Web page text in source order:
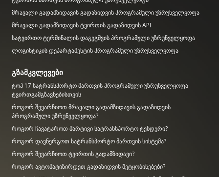
მრავალი გადამზიდავის გადაზიდვის პროგრამული უზრუნველყოფა
მრავალი გადამზიდავის ტვირთის გადაზიდვის API
სატვირთო ტერმინალის დაგეგმვის პროგრამული უზრუნველყოფა
ლოგისტიკის დეპარტამენტის პროგრამული უზრუნველყოფა
გზამკვლევები
ტოპ 17 სატრანსპორტო მართვის პროგრამული უზრუნველყოფა
ტვირთგამგზავნებისთვის
როგორ შევარჩიოთ მრავალი გადამზიდავის გადაზიდვის
პროგრამული უზრუნველყოფა?
როგორ ჩავატაროთ მარტივი სატრანსპორტო ტენდერი?
როგორ დავნერგოთ სატრანსპორტო მართვის სისტემა?
როგორ შევარჩიოთ ტვირთის გადამზიდავი?
როგორ ავტომატიზირდეთ გადაზიდვის შეტყობინებები?